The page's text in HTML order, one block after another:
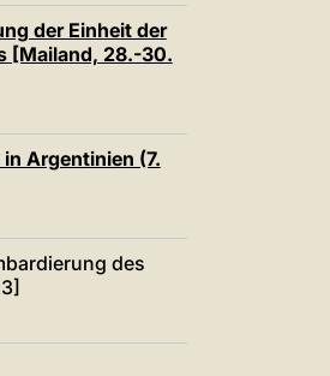
der Einheit der
[Mailand, 28.-30.
Argentinien (7.
des